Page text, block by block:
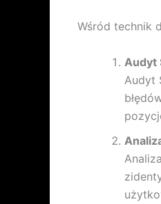
Wśród technik
Audyt
Audyt